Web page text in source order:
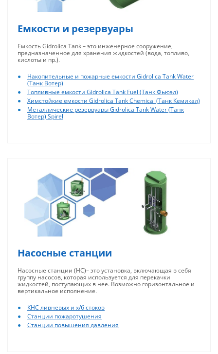
Емкости и резервуары
Емкость Gidrolica Tank – это инженерное сооружение,
предназначенное для хранения жидкостей (вода, топливо,
кислоты и пр.).
Накопительные и пожарные емкости Gidrolica Tank Water
(Танк Вотер)
Топливные емкости Gidrolica Tank Fuel (Танк Фьюэл)
Химстойкие емкости Gidrolica Tank Chemical (Танк Кемикал)
Металлические резервуары Gidrolica Tank Water (Танк
Вотер) Spirel
Насосные станции
Насосные станции (НС)– это установка, включающая в себя
группу насосов, которая используется для перекачки
жидкостей, поступающих в нее. Возможно горизонтальное и
вертикальное исполнение.
КНС ливневых и х/б стоков
Станции пожаротушения
Станции повышения давления